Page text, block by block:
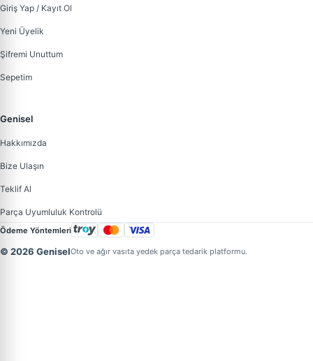
Giriş Yap / Kayıt Ol
Yeni Üyelik
Şifremi Unuttum
Sepetim
Genisel
Hakkımızda
Bize Ulaşın
Teklif Al
Parça Uyumluluk Kontrolü
Ödeme Yöntemleri
© 2026 GeniselOto ve ağır vasıta yedek parça tedarik platformu.